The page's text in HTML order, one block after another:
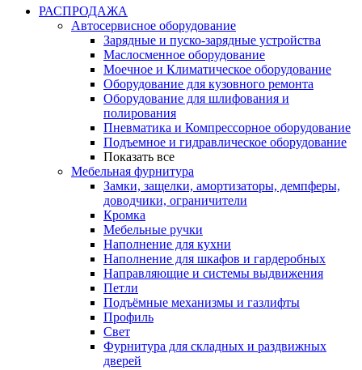
РАСПРОДАЖА
Автосервисное оборудование
Зарядные и пуско-зарядные устройства
Маслосменное оборудование
Моечное и Климатическое оборудование
Оборудование для кузовного ремонта
Оборудование для шлифования и
полирования
Пневматика и Компрессорное оборудование
Подъемное и гидравлическое оборудование
Показать все
Мебельная фурнитура
Замки, защелки, амортизаторы, демпферы,
доводчики, ограничители
Кромка
Мебельные ручки
Наполнение для кухни
Наполнение для шкафов и гардеробных
Направляющие и системы выдвижения
Петли
Подъёмные механизмы и газлифты
Профиль
Свет
Фурнитура для складных и раздвижных
дверей